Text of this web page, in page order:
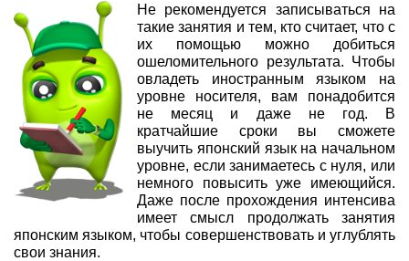
Не рекомендуется записываться на
такие занятия и тем, кто считает, что с
их помощью можно добиться
ошеломительного результата. Чтобы
овладеть иностранным языком на
уровне носителя, вам понадобится
не месяц и даже не год. В
кратчайшие сроки вы сможете
выучить японский язык на начальном
уровне, если занимаетесь с нуля, или
немного повысить уже имеющийся.
Даже после прохождения интенсива
имеет смысл продолжать занятия
японским языком, чтобы совершенствовать и углублять
свои знания.